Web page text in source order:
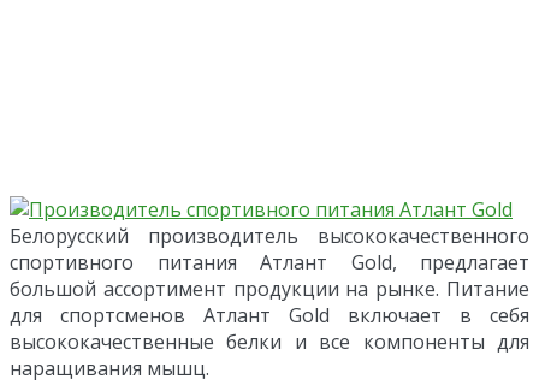
Белорусский производитель высококачественного
спортивного питания Атлант Gold, предлагает
большой ассортимент продукции на рынке. Питание
для спортсменов Атлант Gold включает в себя
высококачественные белки и все компоненты для
наращивания мышц.